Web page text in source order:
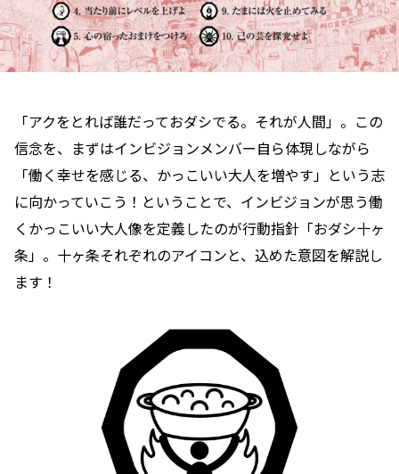
「アクをとれば誰だっておダシでる。それが人間」。この
信念を、まずはインビジョンメンバー自ら体現しながら
「働く幸せを感じる、かっこいい大人を増やす」という志
に向かっていこう！ということで、インビジョンが思う働
くかっこいい大人像を定義したのが行動指針「おダシ十ヶ
条」。十ヶ条それぞれのアイコンと、込めた意図を解説し
ます！